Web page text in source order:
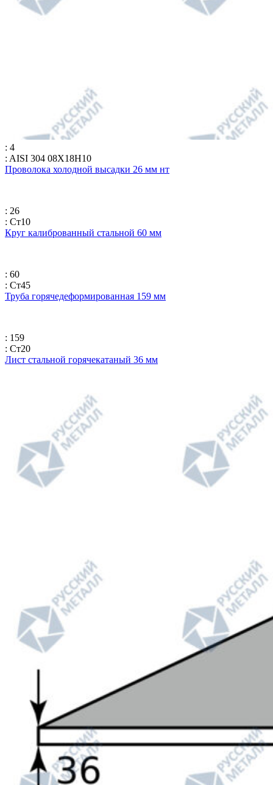
: 4
: AISI 304 08Х18Н10
Проволока холодной высадки 26 мм нт
: 26
: Ст10
Круг калиброванный стальной 60 мм
: 60
: Ст45
Труба горячедеформированная 159 мм
: 159
: Ст20
Лист стальной горячекатаный 36 мм